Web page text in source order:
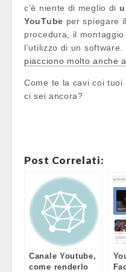
c’è niente di meglio di
YouTube per spiegare
procedura, il
l’utilizzo di un
piacciono molto anche
Come te la cavi coi
ci sei ancora?
Post Correlati:
Canale Youtube,
come renderlo